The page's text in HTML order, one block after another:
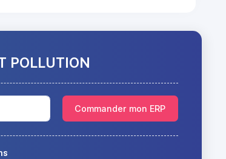
POLLUTION
Commander mon ERP